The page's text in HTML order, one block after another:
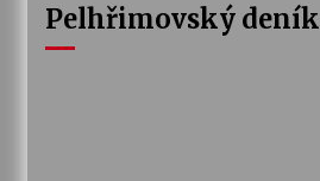
Pelhřimovský deník